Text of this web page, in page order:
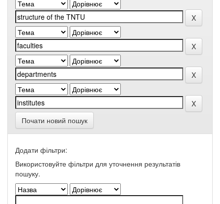
Почати новий пошук
Додати фільтри:
Використовуйте фільтри для уточнення результатів
пошуку.